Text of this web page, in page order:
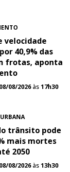
velocidade
40,9% das
frotas, aponta
08/08/2026às 17h30
trânsito pode
mais mortes
2050
08/08/2026às 13h30